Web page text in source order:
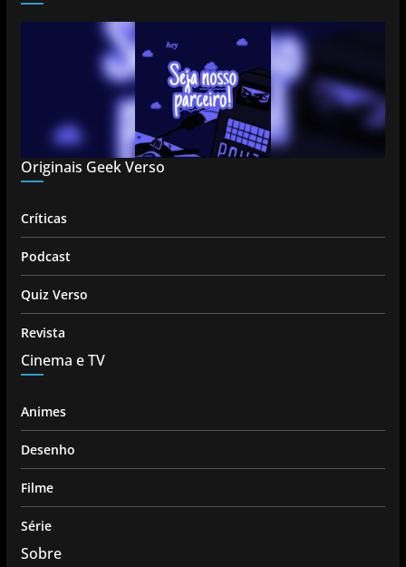
Originais Geek Verso
Críticas
Podcast
Quiz Verso
Revista
Cinema e TV
Animes
Desenho
Filme
Série
Sobre